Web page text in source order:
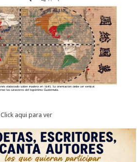
Click aqui para ver